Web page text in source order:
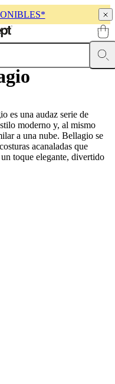
Camas Lámparas
es una audaz serie de
moderno y, al mismo
a una nube. Bellagio se
acanaladas que
toque elegante, divertido